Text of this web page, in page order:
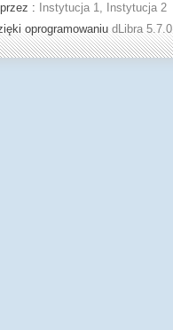
:
Instytucja 1, Instytucja 2
oprogramowaniu dLibra 5.7.0